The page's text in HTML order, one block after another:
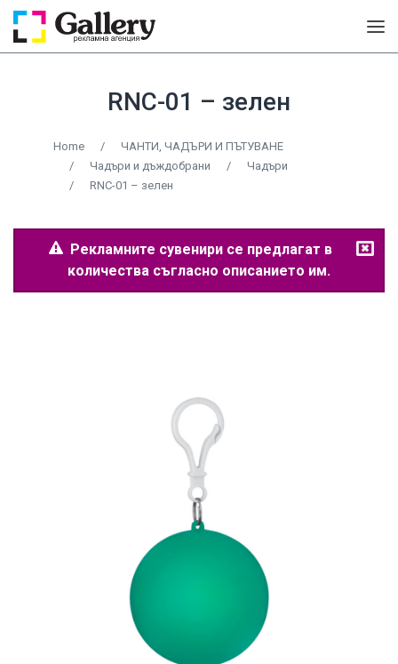
RNC-01 – зелен
Home /
ЧАНТИ, ЧАДЪРИ И ПЪТУВАНЕ
/
Чадъри и дъждобрани /
Чадъри
/
RNC-01 – зелен
Рекламните сувенири се предлагат в
количества съгласно описанието им.